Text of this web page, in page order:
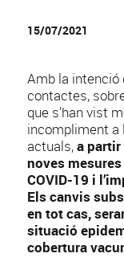
15/07/2021
Amb la
contactes,
que s’han vist
incompliment a
actuals,a
noves
COVID-19 i
Els canvis
en tot cas,
situació
cobertura